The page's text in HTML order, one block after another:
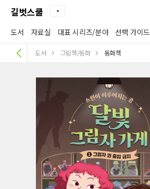
길벗스쿨
도서 자료실 대표 시리즈/분야 선택 가이드
도서 그림책/동화 동화책